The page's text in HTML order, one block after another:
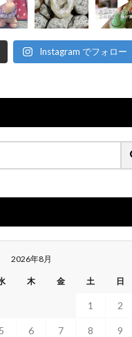
Instagram でフォロー
2026年8月
木 金 土 日
1 2
5 6 7 8 9